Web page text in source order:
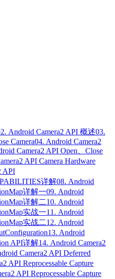
Android Camera2 API 概述03.
Camera04. Android Camera2
Camera2 API Open、Close
API Camera Hardware
API
详解08. Android
详解一09. Android
详解二10. Android
实战一11. Android
实战二12. Android
13. Android
API详解14. Android Camera2
Camera2 API Deferred
API Reprocessable Capture
API Reprocessable Capture